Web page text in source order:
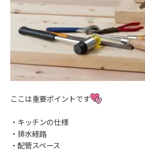
ここは重要ポイントです
・キッチンの仕様
・排水経路
・配管スペース